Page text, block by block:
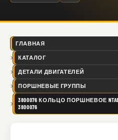
ГЛАВНАЯ
КАТАЛОГ
ДЕТАЛИ ДВИГАТЕЛЕЙ
ПОРШНЕВЫЕ ГРУППЫ
3800076 КОЛЬЦО ПОРШНЕВОЕ
3800076